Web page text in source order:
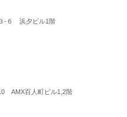
-６ 浜夕ビル1階
AMX百人町ビル1,2階